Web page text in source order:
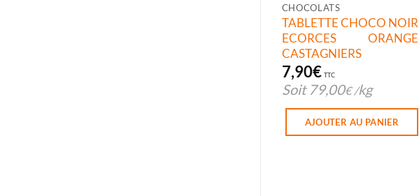
CHOCOLATS
TABLETTE CHOCO NOIR
ECORCES ORANGE
CASTAGNIERS
7,90€ TTC
Soit 79,00€ /kg
AJOUTER AU PANIER